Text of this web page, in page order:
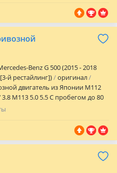
Benz G 500 (2015 - 2018
й рестайлинг])
оригинал
двигатель из Японии М112
3.8 М113 5.0 5.5 С пробегом до 80
занимаемся мы под
в подарок от сервиса